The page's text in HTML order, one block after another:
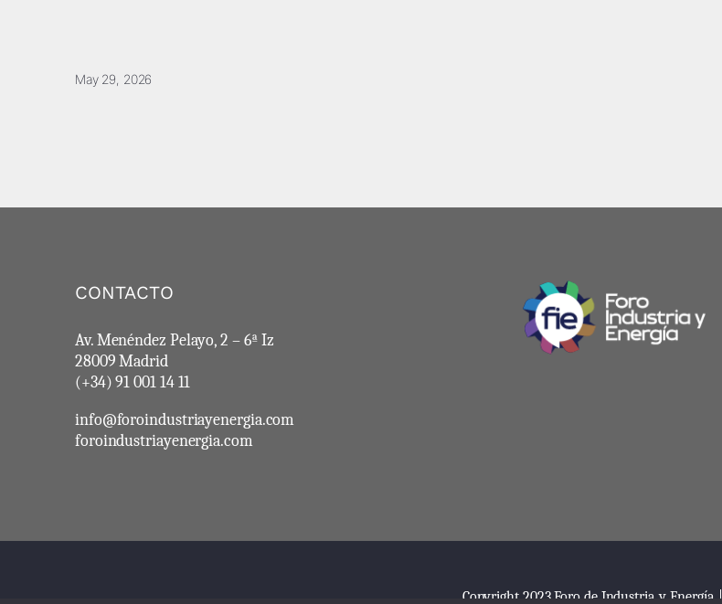
May 29, 2026
CONTACTO
Av. Menéndez Pelayo, 2 – 6ª Iz
28009 Madrid
(+34) 91 001 14 11
info@foroindustriayenergia.com
foroindustriayenergia.com
Copyright 2023 Foro de Industria y Energía |